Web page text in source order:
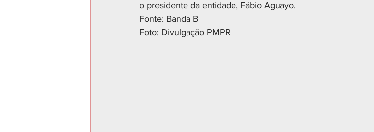
o presidente da entidade, Fábio Aguayo.
Fonte: Banda B
Foto: Divulgação PMPR